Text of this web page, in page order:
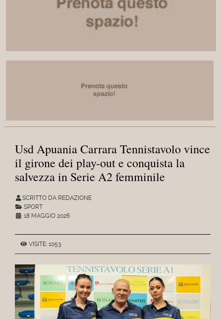
Usd Apuania Carrara Tennistavolo vince
il girone dei play-out e conquista la
salvezza in Serie A2 femminile
SCRITTO DA REDAZIONE
SPORT
18 MAGGIO 2026
VISITE: 1053